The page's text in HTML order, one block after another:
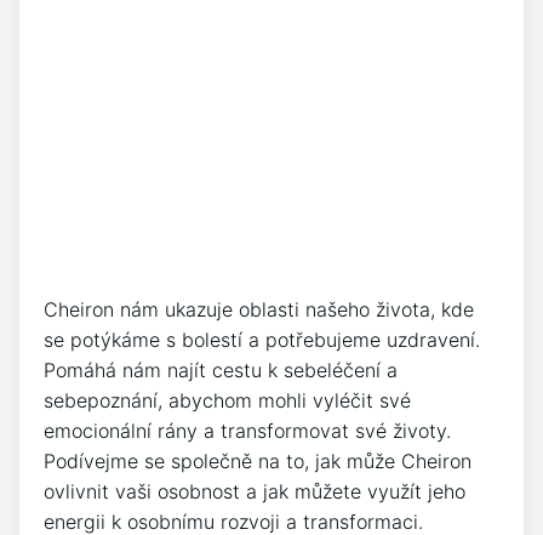
Cheiron nám ukazuje oblasti našeho života, kde
se potýkáme s bolestí a potřebujeme uzdravení.
Pomáhá nám najít cestu k sebeléčení a
sebepoznání, abychom mohli vyléčit své
emocionální rány a transformovat své životy.
Podívejme se společně na to, jak může Cheiron
ovlivnit vaši osobnost a jak můžete využít jeho
energii k osobnímu rozvoji a transformaci.